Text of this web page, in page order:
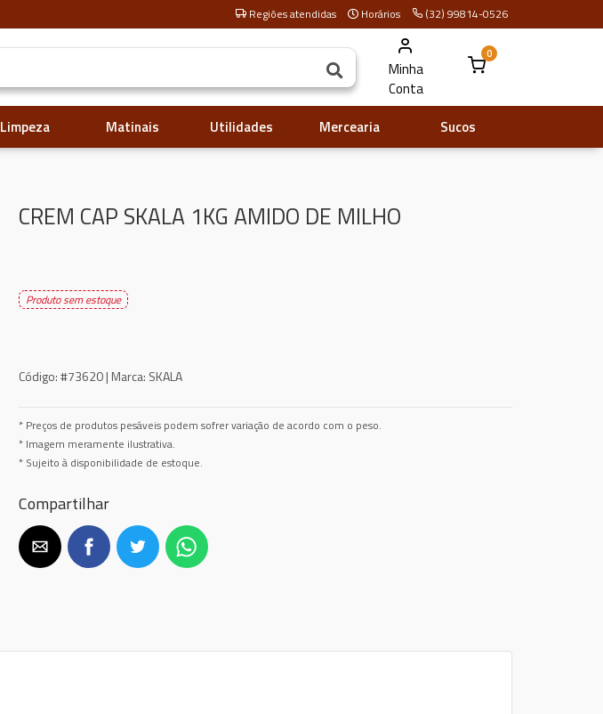
Regiões atendidas Horários (32) 99814-0526
Minha
Conta
0
Sucos
Mercearia
Utilidades
Matinais
Limpeza
CREM CAP SKALA 1KG AMIDO DE MILHO
Produto sem estoque
Código:#73620 | Marca: SKALA
* Preços de produtos pesáveis podem sofrer variação de acordo com o peso.
* Imagem meramente ilustrativa.
* Sujeito à disponibilidade de estoque.
Compartilhar